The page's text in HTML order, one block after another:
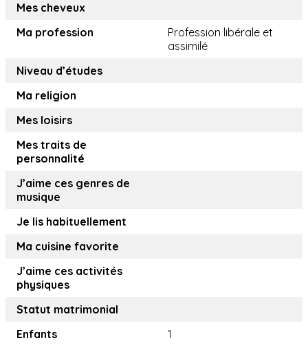
Mes cheveux
Ma profession
Profession libérale et
assimilé
Niveau d’études
Ma religion
Mes loisirs
Mes traits de
personnalité
J’aime ces genres de
musique
Je lis habituellement
Ma cuisine favorite
J’aime ces activités
physiques
Statut matrimonial
Enfants
1